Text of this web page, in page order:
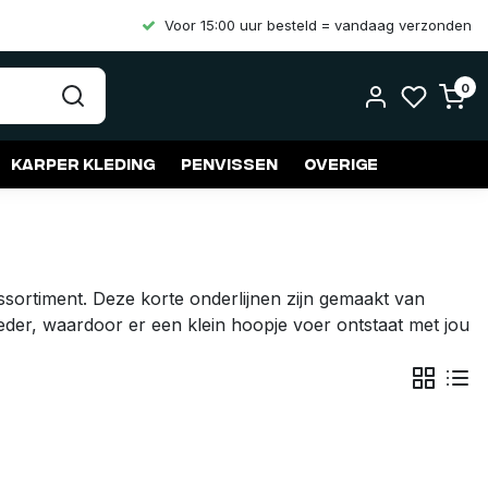
Voor 15:00 uur besteld = vandaag verzonden
0
Karper kleding Penvissen Overige
Deze korte onderlijnen zijn gemaakt van
waardoor er een klein hoopje voer ontstaat met jou